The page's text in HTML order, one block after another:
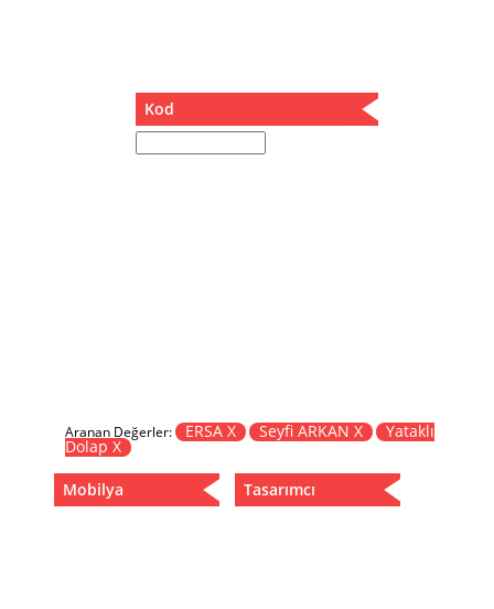
Separatör
Kod
Aranan Değerler: ERSA X Seyfi ARKAN X Yataklı
Dolap X
Mobilya Tasarımcı